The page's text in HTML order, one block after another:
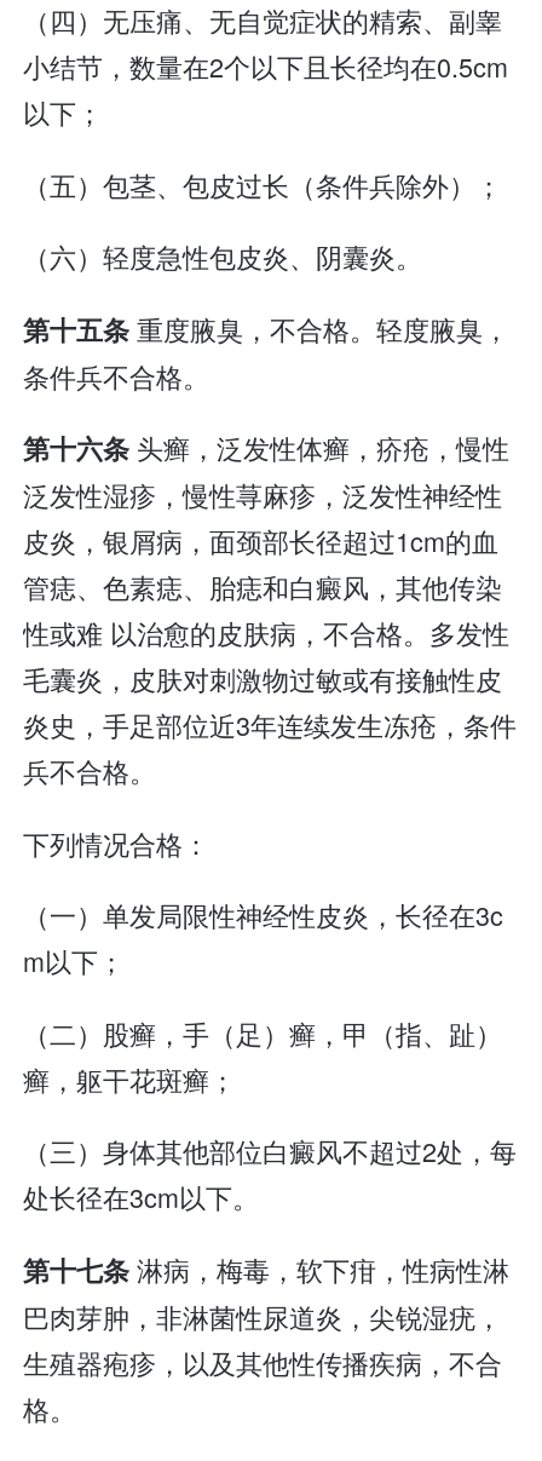
（四）无压痛、无自觉症状的精索、副睾
小结节，数量在2个以下且长径均在0.5cm
以下；
（五）包茎、包皮过长（条件兵除外）；
（六）轻度急性包皮炎、阴囊炎。
第十五条重度腋臭，不合格。轻度腋臭，
条件兵不合格。
第十六条 头癣，泛发性体癣，疥疮，慢性
泛发性湿疹，慢性荨麻疹，泛发性神经性
皮炎，银屑病，面颈部长径超过1cm的血
管痣、色素痣、胎痣和白癜风，其他传染
性或难 以治愈的皮肤病，不合格。多发性
毛囊炎，皮肤对刺激物过敏或有接触性皮
炎史，手足部位近3年连续发生冻疮，条件
兵不合格。
下列情况合格：
（一）单发局限性神经性皮炎，长径在3c
m以下；
（二）股癣，手（足）癣，甲（指、趾）
癣，躯干花斑癣；
（三）身体其他部位白癜风不超过2处，每
处长径在3cm以下。
第十七条淋病，梅毒，软下疳，性病性淋
巴肉芽肿，非淋菌性尿道炎，尖锐湿疣，
生殖器疱疹，以及其他性传播疾病，不合
格。